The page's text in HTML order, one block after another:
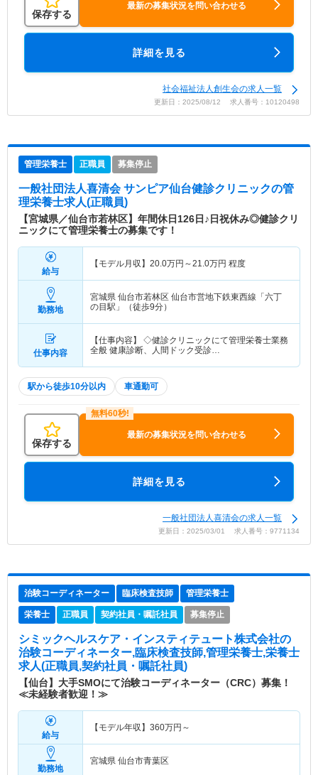
保存する
最新の募集状況を問い合わせる
詳細を見る
社会福祉法人創生会の求人一覧
更新日：2025/08/12 求人番号：10120498
管理栄養士 正職員 募集停止
一般社団法人喜清会 サンピア仙台健診クリニックの管
理栄養士求人(正職員)
【宮城県／仙台市若林区】年間休日126日♪日祝休み◎健診クリ
ニックにて管理栄養士の募集です！
給与
【モデル月収】 20.0万円～21.0万円 程度
勤務地
宮城県 仙台市若林区 仙台市営地下鉄東西線「六丁
の目駅」（徒歩9分）
仕事内容
【仕事内容】 ◇健診クリニックにて管理栄養士業務
全般 健康診断、人間ドック受診…
駅から徒歩10分以内 車通勤可
保存する
最新の募集状況を問い合わせる
詳細を見る
一般社団法人喜清会の求人一覧
更新日：2025/03/01 求人番号：9771134
治験コーディネーター 臨床検査技師 管理栄養士
栄養士 正職員 契約社員・嘱託社員 募集停止
シミックヘルスケア・インスティテュート株式会社の
治験コーディネーター,臨床検査技師,管理栄養士,栄養士
求人(正職員,契約社員・嘱託社員)
【仙台】大手SMOにて治験コーディネーター（CRC）募集！
≪未経験者歓迎！≫
給与
【モデル年収】 360万円～
勤務地
宮城県 仙台市青葉区